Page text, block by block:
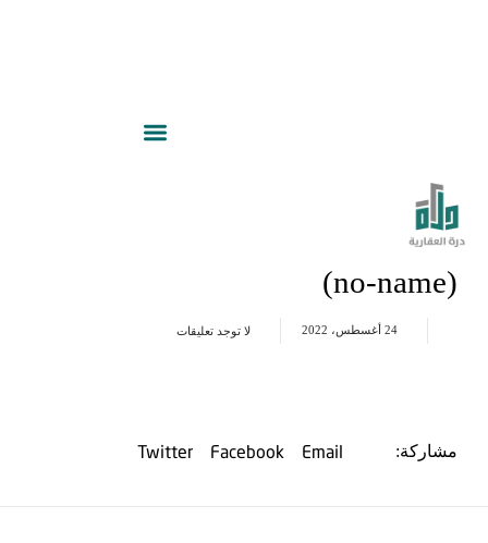
(no-name)
24 أغسطس، 2022 لا توجد تعليقات
مشاركة: Email
Facebook
Twitter